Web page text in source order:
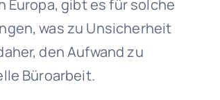
Europa, gibt es für solche
was zu Unsicherheit
den Aufwand zu
Büroarbeit.